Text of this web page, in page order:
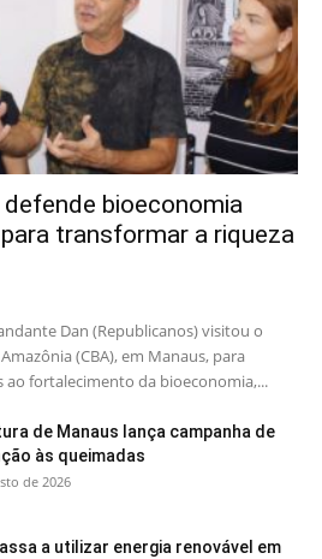
bioeconomia
transformar a riqueza
Dan (Republicanos) visitou o
(CBA), em Manaus, para
fortalecimento da bioeconomia,...
de Manaus lança campanha de
às queimadas
de 2026
a utilizar energia renovável em